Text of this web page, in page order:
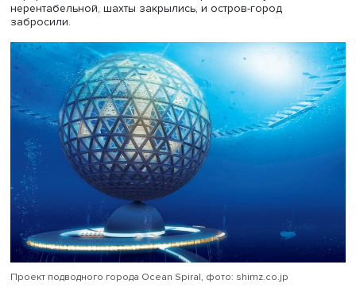
В 1970-е годы экономический рост стал тормозиться. В
качестве вероятной причины этого докладчик назвал
«чрезмерный протекционизм» и политику дешевых
Попытки вытолкнуть японскую экономику из стагнации
вливаниями средств в банки и корпорации, терпящие
привели к раздуванию госдолга и появлению
количества неэффективных «компаний-зомби».
Японии на мировых рынках были подорваны, а
спрос оказался недостаточен. В 1990-е годы Япония
«предела догоняющего развития». Угрозой для
может стать и демография: население Японии стареет
сокращается на 300 тыс. человек, а 49% женщин и 61%
мужчин в возрасте 18–34 лет не состоят ни в каких
романтических отношениях («асексуальная
При этом страна занимает 3-е место в мире по объему
финансовых активов (13,7 трлн долларов), 4-е место по
качеству человеческого капитала и 22-е место по